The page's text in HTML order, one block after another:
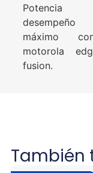
máximo
motorola
fusion.
También